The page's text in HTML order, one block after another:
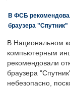
В ФСБ
браузера "Спутник"
В Национальном
компьютерным
рекомендовали
браузера
небезопасно,